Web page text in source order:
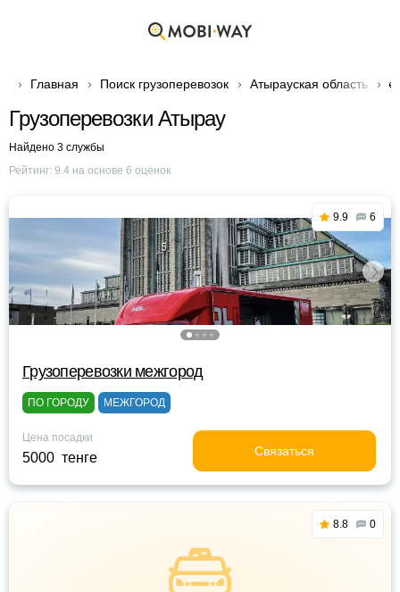
Главная Поиск грузоперевозок Атырауская область
Грузоперевозки Атырау
Найдено 3 службы
Рейтинг: 9.4 на основе 6 оценок
9.9 6
Грузоперевозки межгород
ПО ГОРОДУ МЕЖГОРОД
Цена посадки
5000 тенге Связаться
8.8 0